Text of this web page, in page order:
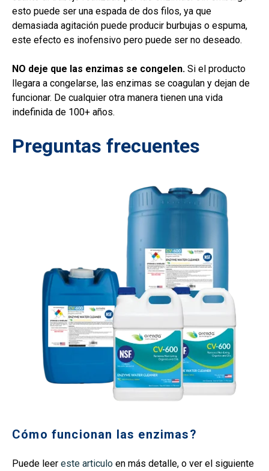
esto puede ser una espada de dos filos, ya que
demasiada agitación puede producir burbujas o espuma,
este efecto es inofensivo pero puede ser no deseado.
NO deje que las enzimas se congelen. Si el producto
llegara a congelarse, las enzimas se coagulan y dejan de
funcionar. De cualquier otra manera tienen una vida
indefinida de 100+ años.
Preguntas frecuentes
Cómo funcionan las enzimas?
Puede leer este articulo en más detalle, o ver el siguiente